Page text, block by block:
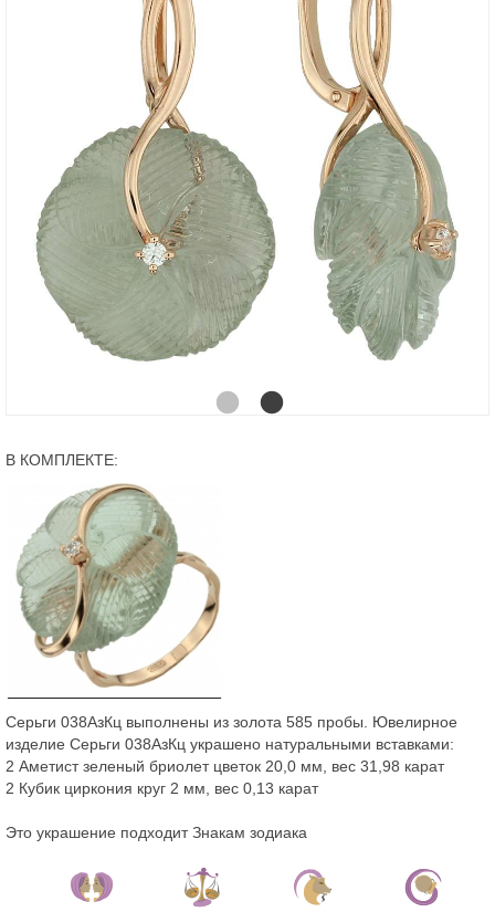
В КОМПЛЕКТЕ:
Серьги 038АзКц выполнены из золота 585 пробы. Ювелирное
изделие Серьги 038АзКц украшено натуральными вставками:
2 Аметист зеленый бриолет цветок 20,0 мм, вес 31,98 карат
2 Кубик циркония круг 2 мм, вес 0,13 карат
Это украшение подходит Знакам зодиака